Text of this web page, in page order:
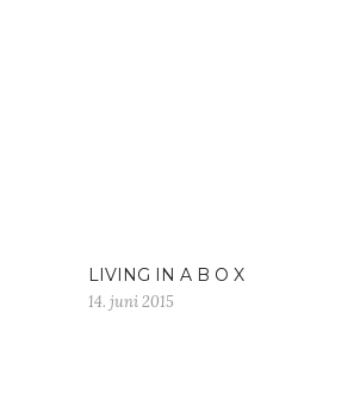
LIVING IN A B O X
14. juni 2015